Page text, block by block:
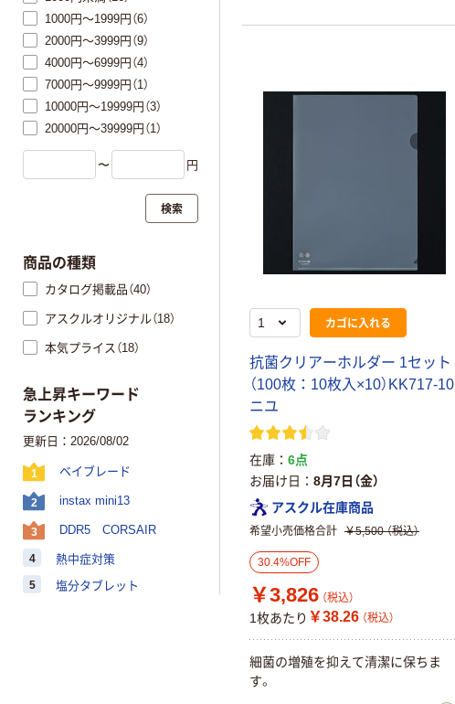
カゴに入れる
抗菌ク リ アーホルダー 1セ ッ ト
（100枚 ： 10枚入 ×10） KK717-10
ニユ
在庫
6点
お届け日
8月7日（金）
アスクル在庫商品
希望小売価格合計 ￥5,500 （税込）
30.4%OFF
￥3,826 （税込）
1枚あたり ￥38.26 （税込）
細菌の増殖を抑え て清潔に保ち ま
す。
1000円～1999円（6）
2000円～3999円（9）
4000円～6999円（4）
7000円～9999円（1）
10000円～19999円（3）
20000円～39999円（1）
〜 円
検索
商品の種類
カタログ掲載品（40）
アスクルオリジナル（18）
本気プライス（18）
急上昇キーワード
ランキング
更新日：2026/08/02
1 ベイブレード
2 instax mini13
3 DDR5 CORSAIR
4 熱中症対策
5 塩分タブレット